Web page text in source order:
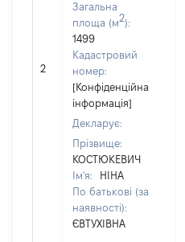
2
Загальна
площа (м2):
1499
Кадастровий
номер:
[Конфіденційна
інформація]
Декларує:
Прізвище:
КОСТЮКЕВИЧ
Ім'я:
НІНА
По батькові (за
наявності):
ЄВТУХІВНА